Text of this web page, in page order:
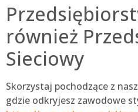
również
Sieciowy
Skorzystaj pochodzące z
gdzie odkryjesz zawodowe